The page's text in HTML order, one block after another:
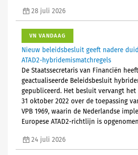
28 juli 2026
VN VANDAAG
Nieuw beleidsbesluit geeft nadere
ATAD2-hybridemismatchregels
De Staatssecretaris van Financiën
geactualiseerde Beleidsbesluit
gepubliceerd. Het besluit vervangt
31 oktober 2022 over de toepassing
VPB 1969, waarin de Nederlandse
Europese ATAD2-richtlijn is
24 juli 2026